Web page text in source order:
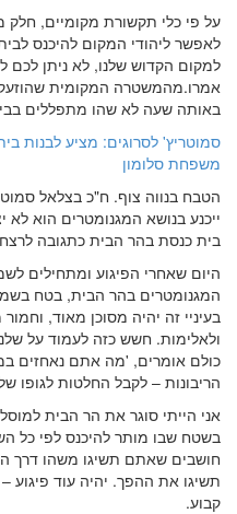
על פי כלי תקשורת מקומיים,
לאפשר ליהודי המקום להיכנס
למקום הקדוש שלנו, לא ניתן
אמרו.מהמשטרה המקומית
באותה שעה לא שהו מתפללים
סמוטריץ' לסרוגים: מציע לבנות
משפחת סלומון
הטבח בנווה צוף. ח"כ בצלאל
ייכנע בנושא המגנומטרים הוא לא
בית כנסת בהר הבית כתגובה
היום שאחרי הפיגוע ומתחילים
המגנומטרים בהר הבית, בטח
בעיניי זה יהיה מסוכן מאוד,
ולאלימות. חשש כזה לעמוד על
כולם אומרים, 'מה אתם נאחזים
הריבונות – לקבל החלטות לגופו של
אני הייתי סוגר את הר הבית
בשטח שבו מותר להיכנס לפי כל
חושבים שאתם תשיגו משהו דרך
תשיגו את ההפך. יהיה עוד פיגוע
קבוע.